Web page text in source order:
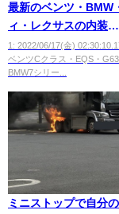
最新のベンツ・BMW
ィ・レクサスの内装
wwwwwwwwwwww
1: 2022/06/17(金)
ベンツCクラス・EQS・
BMW7シリー...
ミニストップで自分